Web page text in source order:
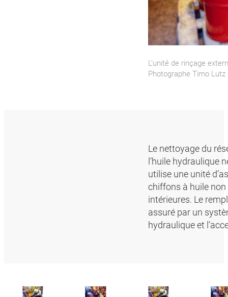
L’unité de rinçage
Photographe Timo Lutz
Le nettoyage du
l’huile hydraulique
utilise une unité
chiffons à huile
intérieures. Le
assuré par un
hydraulique et